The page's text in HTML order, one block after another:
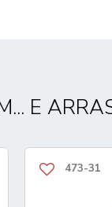
E
473-31